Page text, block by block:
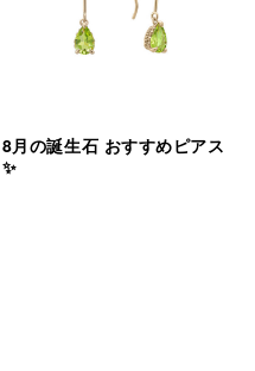
8月の誕生石 おすすめピアス
✨